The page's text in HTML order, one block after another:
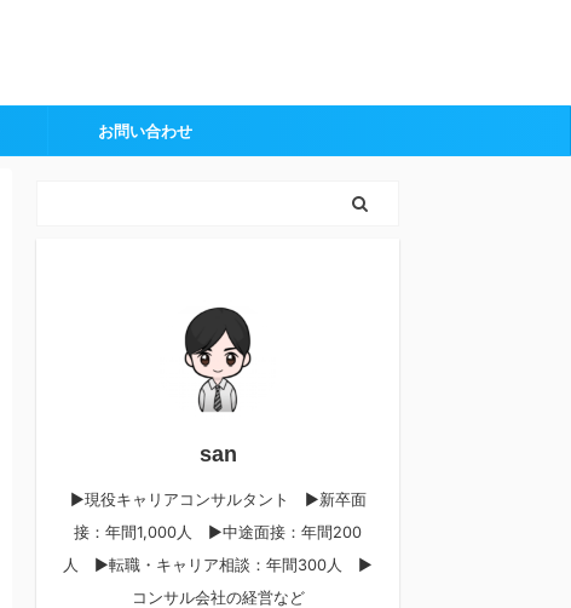
お問い合わせ
san
▶︎現役キャリアコンサルタント ▶︎新卒面
接：年間1,000人 ▶︎中途面接：年間200
人 ▶︎転職・キャリア相談：年間300人 ▶︎
コンサル会社の経営など